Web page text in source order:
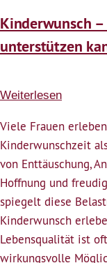
Kinderwunsch
unterstützen
Weiterlesen
–
wie
kann
(entfällt
leider)
Viele Frauen
Kinderwunschzeit
von Enttäuschung,
Hoffnung und
spiegelt diese
Kinderwunsch
Lebensqualität ist
wirkungsvolle